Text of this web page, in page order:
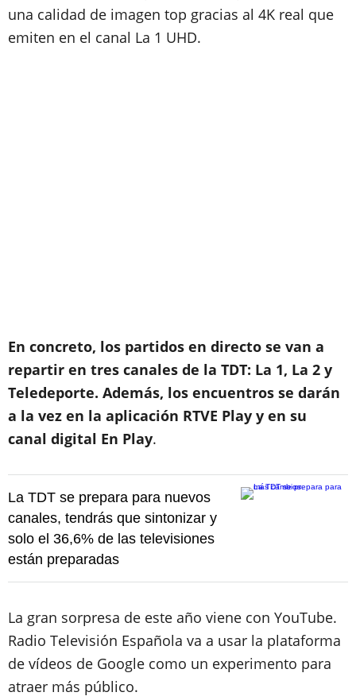
una calidad de imagen top gracias al 4K real que
emiten en el canal La 1 UHD.
En concreto, los partidos en directo se van a
repartir en tres canales de la TDT: La 1, La 2 y
Teledeporte. Además, los encuentros se darán
a la vez en la aplicación RTVE Play y en su
canal digital En Play.
La TDT se prepara para nuevos
canales, tendrás que sintonizar y
solo el 36,6% de las televisiones
están preparadas
La gran sorpresa de este año viene con YouTube.
Radio Televisión Española va a usar la plataforma
de vídeos de Google como un experimento para
atraer más público.